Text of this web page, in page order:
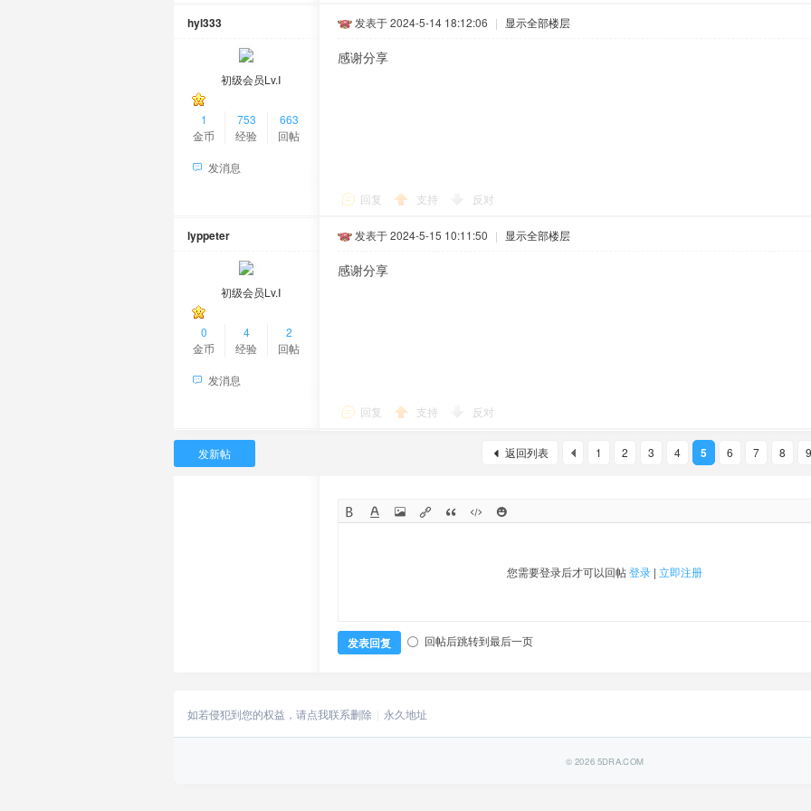
hyl333
初级会员Lv.Ⅰ
1
金币
753
经验
663
回帖
发消息
发表于 2024-5-14 18:12:06 | 显示全部楼层
感谢分享
回复 支持 反对
lyppeter
初级会员Lv.Ⅰ
0
金币
4
经验
2
回帖
发消息
发表于 2024-5-15 10:11:50 | 显示全部楼层
感谢分享
回复 支持 反对
1 2 3 4 5 6 7 8 9
返回列表
发新帖
您需要登录后才可以回帖登录| 立即注册
发表回复 回帖后跳转到最后一页
如若侵犯到您的权益，请点我联系删除 永久地址
© 2026 5DRA.COM